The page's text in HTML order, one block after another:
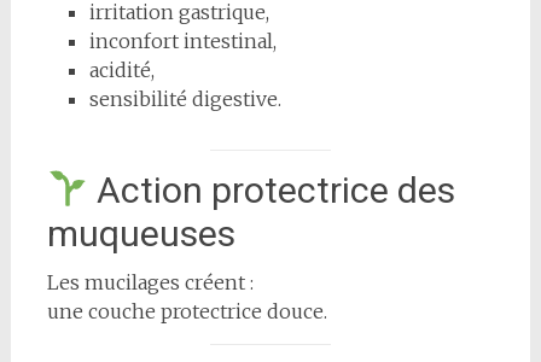
irritation gastrique,
inconfort intestinal,
acidité,
sensibilité digestive.
Action protectrice des
muqueuses
Les mucilages créent :
une couche protectrice douce.